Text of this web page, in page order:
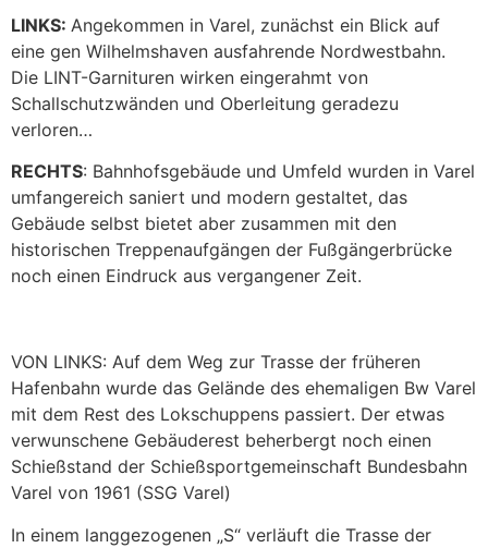
LINKS: Angekommen in Varel, zunächst ein Blick auf
eine gen Wilhelmshaven ausfahrende Nordwestbahn.
Die LINT-Garnituren wirken eingerahmt von
Schallschutzwänden und Oberleitung geradezu
verloren…
RECHTS: Bahnhofsgebäude und Umfeld wurden in Varel
umfangereich saniert und modern gestaltet, das
Gebäude selbst bietet aber zusammen mit den
historischen Treppenaufgängen der Fußgängerbrücke
noch einen Eindruck aus vergangener Zeit.
VON LINKS: Auf dem Weg zur Trasse der früheren
Hafenbahn wurde das Gelände des ehemaligen Bw Varel
mit dem Rest des Lokschuppens passiert. Der etwas
verwunschene Gebäuderest beherbergt noch einen
Schießstand der Schießsportgemeinschaft Bundesbahn
Varel von 1961 (SSG Varel)
In einem langgezogenen „S“ verläuft die Trasse der